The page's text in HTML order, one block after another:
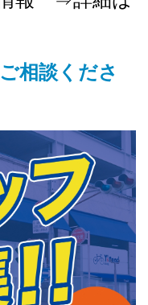
相談くださ